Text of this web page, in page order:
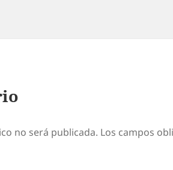
no será publicada. Los campos